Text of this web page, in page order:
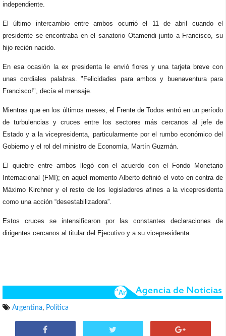
independiente.
El último intercambio entre ambos ocurrió el 11 de abril cuando el
presidente se encontraba en el sanatorio Otamendi junto a Francisco, su
hijo recién nacido.
En esa ocasión la ex presidenta le envió flores y una tarjeta breve con
unas cordiales palabras. "Felicidades para ambos y buenaventura para
Francisco!", decía el mensaje.
Mientras que en los últimos meses, el Frente de Todos entró en un período
de turbulencias y cruces entre los sectores más cercanos al jefe de
Estado y a la vicepresidenta, particularmente por el rumbo económico del
Gobierno y el rol del ministro de Economía, Martín Guzmán.
El quiebre entre ambos llegó con el acuerdo con el Fondo Monetario
Internacional (FMI); en aquel momento Alberto definió el voto en contra de
Máximo Kirchner y el resto de los legisladores afines a la vicepresidenta
como una acción “desestabilizadora”.
Estos cruces se intensificaron por las constantes declaraciones de
dirigentes cercanos al titular del Ejecutivo y a su vicepresidenta.
Argentina, Política